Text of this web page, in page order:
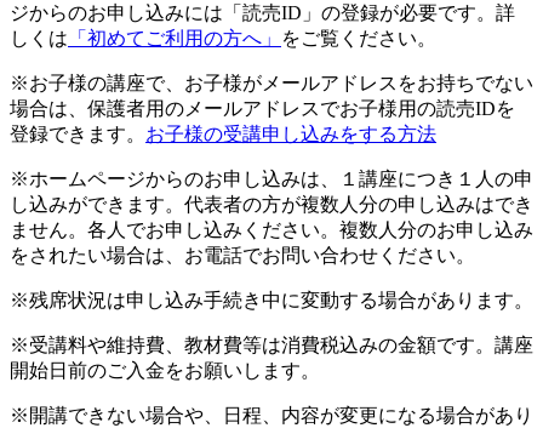
ジからのお申し込みには「読売ID」の登録が必要です。詳
しくは 「初めてご利用の方へ」 をご覧ください。
※お子様の講座で、お子様がメールアドレスをお持ちでない
場合は、保護者用のメールアドレスでお子様用の読売IDを
登録できます。 お子様の受講申し込みをする方法
※ホームページからのお申し込みは、１講座につき１人の申
し込みができます。代表者の方が複数人分の申し込みはでき
ません。各人でお申し込みください。複数人分のお申し込み
をされたい場合は、お電話でお問い合わせください。
※残席状況は申し込み手続き中に変動する場合があります。
※受講料や維持費、教材費等は消費税込みの金額です。講座
開始日前のご入金をお願いします。
※開講できない場合や、日程、内容が変更になる場合があり